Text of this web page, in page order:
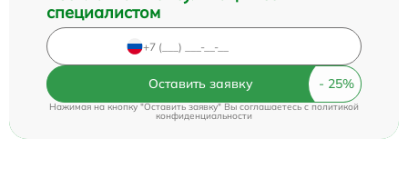
специалистом
Оставить заявку
Нажимая на кнопку "Оставить заявку" Вы соглашаетесь c политикой
конфиденциальности